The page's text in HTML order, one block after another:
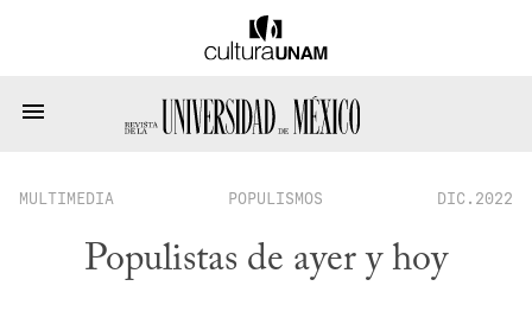
MULTIMEDIA POPULISMOS DIC.2022
Populistas de ayer y hoy